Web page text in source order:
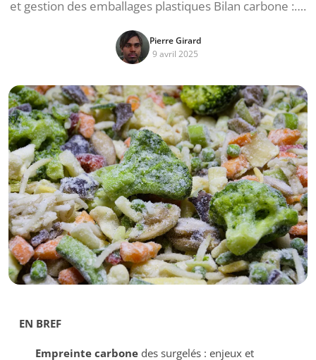
et gestion des emballages plastiques Bilan carbone :….
Pierre Girard
9 avril 2025
EN BREF
Empreinte carbonedes surgelés : enjeux et